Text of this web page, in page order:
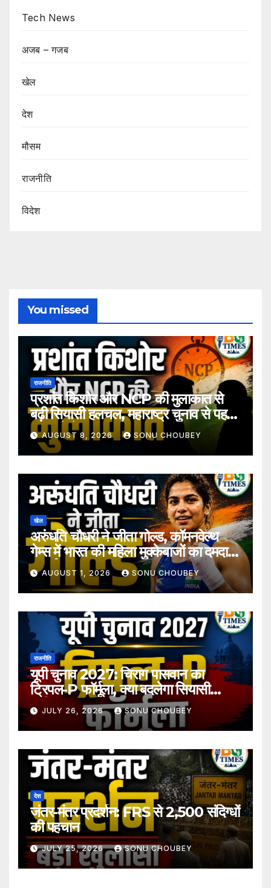
Tech News
अजब – गजब
खेल
देश
मौसम
राजनीति
विदेश
You missed
राजनीति
प्रशांत किशोर और NCP की मुलाकात से
बढ़ी सियासी हलचल, महाराष्ट्र चुनाव से पहले
अटकलें तेज
AUGUST 8, 2026 SONU CHOUBEY
खेल
अरुंधति चौधरी ने जीता गोल्ड, कॉमनवेल्थ
गेम्स में भारत की महिला मुक्केबाजों का दमदार
प्रदर्शन
AUGUST 1, 2026 SONU CHOUBEY
राजनीति
यूपी चुनाव 2027: चिराग पासवान का
ट्रिपल-P फॉर्मूला, क्या बदलेगा सियासी
समीकरण?
JULY 26, 2026 SONU CHOUBEY
देश
जंतर-मंतर प्रदर्शन: FRS से 2,500 संदिग्धों
की पहचान
JULY 25, 2026 SONU CHOUBEY